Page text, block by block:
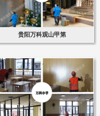
贵阳万科观山甲第